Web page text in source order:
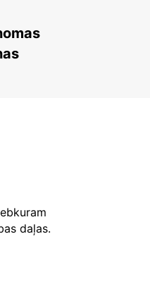
daļas.